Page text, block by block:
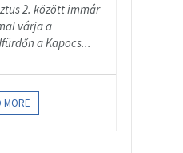
2. között immár
várja a
a Kapocs...
MORE